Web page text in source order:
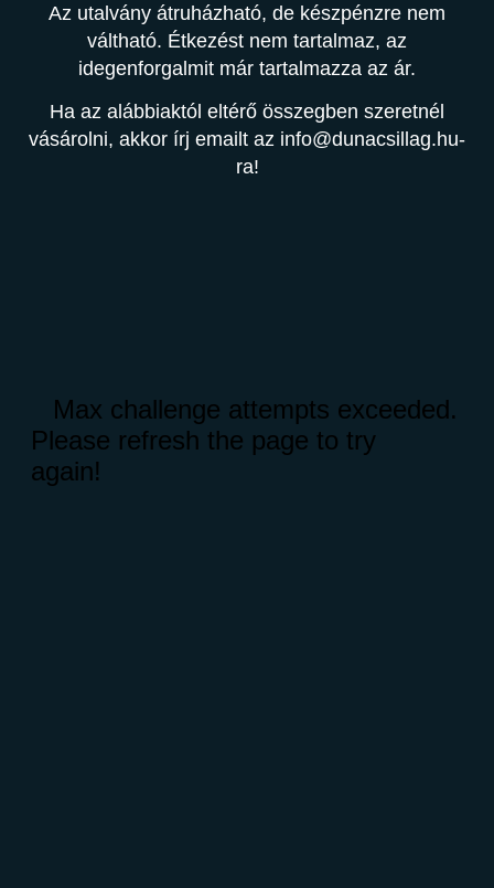
Az utalvány átruházható, de készpénzre nem
váltható. Étkezést nem tartalmaz, az
idegenforgalmit már tartalmazza az ár.
Ha az alábbiaktól eltérő összegben szeretnél
vásárolni, akkor írj emailt az info@dunacsillag.hu-
ra!